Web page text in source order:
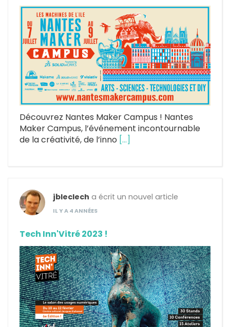
Découvrez Nantes Maker Campus ! Nantes
Maker Campus, l’événement incontournable
de la créativité, de l’inno […]
jbleclech a écrit un nouvel article
IL Y A 4 ANNÉES
Tech Inn'Vitré 2023 !